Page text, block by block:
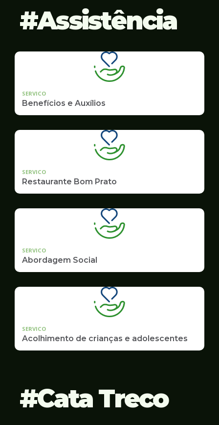
Assistência
SERVICO
Benefícios e Auxílios
SERVICO
Restaurante Bom Prato
SERVICO
Abordagem Social
SERVICO
Acolhimento de crianças e adolescentes
Cata Treco